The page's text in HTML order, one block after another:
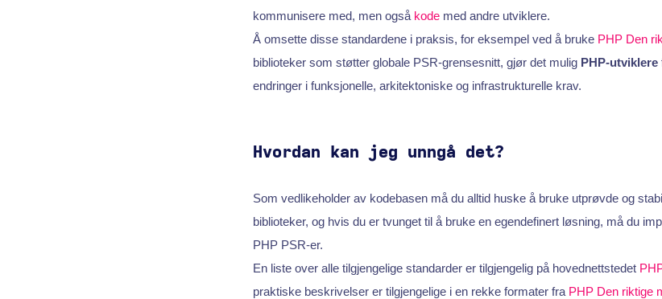
kommunisere med, men også kodemed andre utviklere.
Å omsette disse standardene i praksis, for eksempel ved å bruke PHP Den
biblioteker som støtter globale PSR-grensesnitt, gjør det mulig PHP-utviklere
endringer i funksjonelle, arkitektoniske og infrastrukturelle krav.
Hvordan kan jeg unngå det?
Som vedlikeholder av kodebasen må du alltid huske å bruke utprøvde og
biblioteker, og hvis du er tvunget til å bruke en egendefinert løsning, må du
PHP PSR-er.
En liste over alle tilgjengelige standarder er tilgjengelig på hovednettstedet
praktiske beskrivelser er tilgjengelige i en rekke formater fra PHP Den riktige